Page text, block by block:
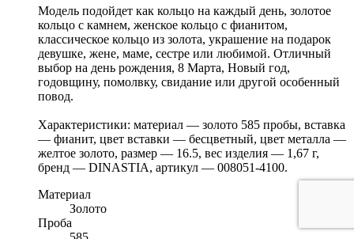
Модель подойдет как кольцо на каждый день, золотое
кольцо с камнем, женское кольцо с фианитом,
классическое кольцо из золота, украшение на подарок
девушке, жене, маме, сестре или любимой. Отличный
выбор на день рождения, 8 Марта, Новый год,
годовщину, помолвку, свидание или другой особенный
повод.
Характеристики: материал — золото 585 пробы, вставка
— фианит, цвет вставки — бесцветный, цвет металла —
желтое золото, размер — 16.5, вес изделия — 1,67 г,
бренд — DINASTIA, артикул — 008051-4100.
Материал
Золото
Проба